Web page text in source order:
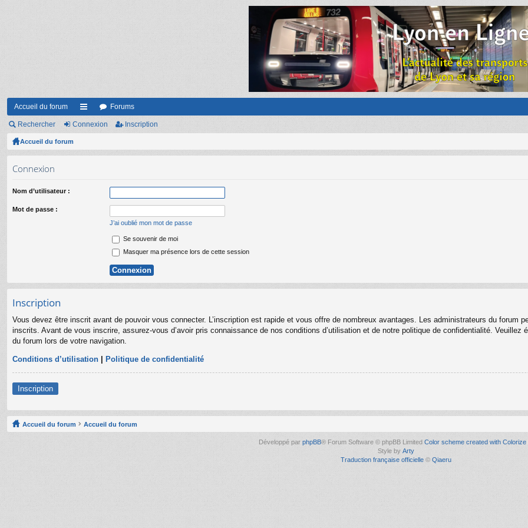
Accueil du forum
ac
Forums
Rechercher Connexion Inscription
Accueil du forum
Connexion
Nom d’utilisateur :
Mot de passe :
J’ai oublié mon mot de passe
Se souvenir de moi
Masquer ma présence lors de cette session
Inscription
Vous devez être inscrit avant de pouvoir vous connecter. L’inscription est rapide et vous offre de nombreux avantages. Les administrateurs du forum
inscrits. Avant de vous inscrire, assurez-vous d’avoir pris connaissance de nos conditions d’utilisation et de notre politique de confidentialité.
du forum lors de votre navigation.
Conditions d’utilisation | Politique de confidentialité
Inscription
Accueil du forum Accueil du forum
Développé par phpBB® Forum Software © phpBB Limited Color scheme created with Colorize
Style by Arty
Traduction française officielle © Qiaeru